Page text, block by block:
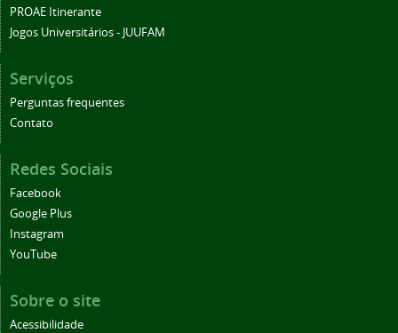
PROAE Itinerante
Jogos Universitários - JUUFAM
Serviços
Perguntas frequentes
Contato
Redes Sociais
Facebook
Google Plus
Instagram
YouTube
Sobre o site
Acessibilidade